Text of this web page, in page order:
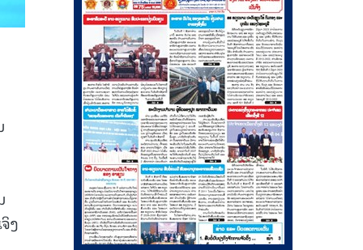
ງ